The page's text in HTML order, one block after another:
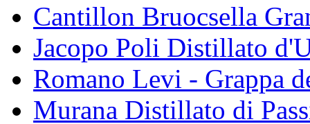
Cantillon Bruocsella
Jacopo Poli Distillato
Romano Levi - Grappa
Murana Distillato di